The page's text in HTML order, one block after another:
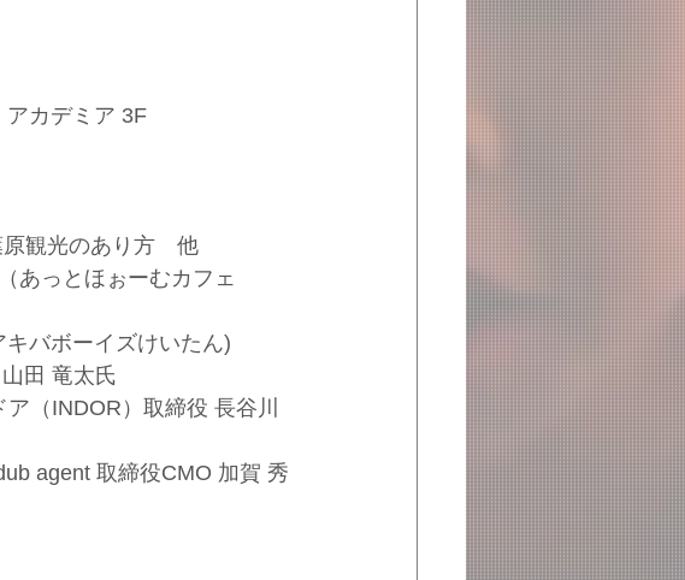
デミア 3F
観光のあり方　他
あっとほぉーむカフェ
ボーイズけいたん)
田 竜太氏
（INDOR）取締役 長谷川
agent 取締役CMO 加賀 秀